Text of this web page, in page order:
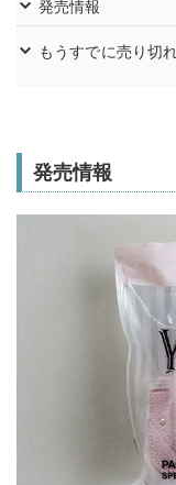
発売情報
もうすでに売り切
発売情報